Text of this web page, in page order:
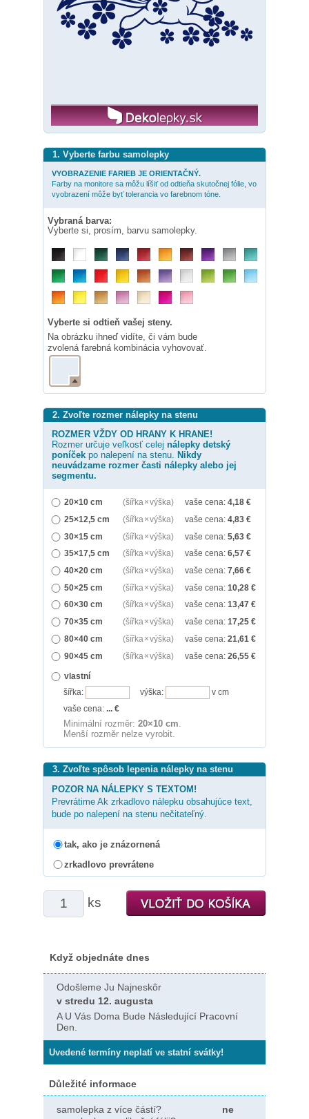
1. Vyberte farbu samolepky
VYOBRAZENIE FARIEB JE ORIENTAČNÝ.
Farby na monitore sa môžu líšiť od odtieňa skutočnej fólie, vo
vyobrazení môže byť tolerancia vo farebnom tóne.
Vybraná barva:
Vyberte si, prosím, barvu samolepky.
Vyberte si odtieň vašej steny.
Na obrázku ihneď vidíte, či vám bude
zvolená farebná kombinácia vyhovovať.
2. Zvoľte rozmer nálepky na stenu
ROZMER VŽDY OD HRANY K HRANE!
Rozmer určuje veľkosť celej nálepky detský
poníček po nalepení na stenu. Nikdy
neuvádzame rozmer časti nálepky alebo jej
segmentu.
20×10 cm (šířka × výška) vaše cena: 4,18 €
25×12,5 cm
(šířka × výška) vaše cena: 4,83 €
30×15 cm
(šířka × výška) vaše cena: 5,63 €
35×17,5 cm
(šířka × výška) vaše cena: 6,57 €
40×20 cm
(šířka × výška) vaše cena: 7,66 €
50×25 cm
(šířka × výška) vaše cena: 10,28 €
60×30 cm
(šířka × výška) vaše cena: 13,47 €
70×35 cm
(šířka × výška) vaše cena: 17,25 €
80×40 cm
(šířka × výška) vaše cena: 21,61 €
90×45 cm
(šířka × výška) vaše cena: 26,55 €
vlastní
šířka:
výška:
v cm
vaše cena: ... €
Minimální rozměr: 20×10 cm.
Menší rozměr nelze vyrobit.
3. Zvoľte spôsob lepenia nálepky na stenu
POZOR NA NÁLEPKY S TEXTOM!
Prevrátime Ak zrkadlovo nálepku obsahujúce text,
bude po nalepení na stenu nečitateľný.
tak, ako je znázornená
zrkadlovo prevrátene
ks
Když objednáte dnes
Odošleme Ju Najneskôr
v stredu 12. augusta
A U Vás Doma Bude Následující Pracovní
Den.
Uvedené termíny neplatí ve statní svátky!
Důležité informace
samolepka z více částí?
ne